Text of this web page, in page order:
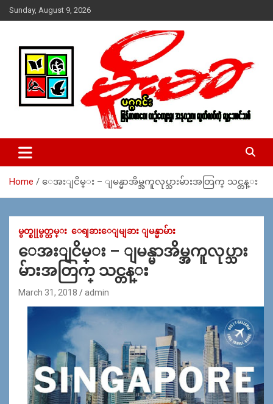
Skip
to
Sunday, August 9, 2026
MoeMaKa Burmese News &
Media
ယ္ေရး – အမွတ္ ၂၅၄၊ ပထပ္၊ လမ္း ၄၀၊ ေက်ာက္တံတား၊ ရန္ကုန္။
(ဖုုံး – ၀၉ ၂၅၂ ၂၄၉ ၀၉၄ ၊ ၀၉ ၄၂၁ ၇၄၃ ၇၅၃ ၊ ၀၉ ၅၀၄ ၁၀ ၅၈) ျ
ဇာေစ်းသစ္ ။ ၀၉ ၇၈၆၈၃၇ ၃၀၅ / ၀၉ ၉၆၃၆၉၉၈၃၄
Home ေအးျငိမ္း – ျမန္မာအိမ္အကူလုပ္သားမ်ားအတြက္ သင္တန္း
မွတ္စုုမွတ္တမ္း ေရျခားေျမျခား ျမန္မာမ်ား
ေအးျငိမ္း – ျမန္မာအိမ္အကူလုပ္သား
မ်ားအတြက္ သင္တန္း
March 31, 2018 admin